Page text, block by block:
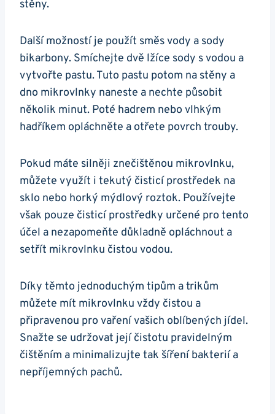
stěny.
Další možností je použít směs‍ vody a sody
bikarbony. Smíchejte dvě lžíce sody⁤ s vodou a
vytvořte pastu. Tuto ​pastu potom na stěny a​
dno⁢ mikrovlnky ⁣naneste ⁤a nechte působit
několik minut. Poté hadrem‌ nebo vlhkým ​
hadříkem opláchněte a otřete povrch ‍trouby.
Pokud máte ⁤silněji znečištěnou mikrovlnku,
můžete využít i tekutý čisticí ‌prostředek na
sklo​ nebo horký mýdlový roztok. Používejte ​
však pouze čisticí prostředky určené pro tento
účel a nezapomeňte ​důkladně ⁣opláchnout a
setřít mikrovlnku⁢ čistou vodou.
Díky‌ těmto jednoduchým tipům⁢ a trikům
‌můžete mít‍ mikrovlnku ⁣vždy čistou a
připravenou ⁣pro vaření vašich oblíbených jídel.
Snažte se udržovat její‍ čistotu pravidelným​
čištěním ⁣a minimalizujte tak šíření bakterií ‍a
nepříjemných pachů. ​